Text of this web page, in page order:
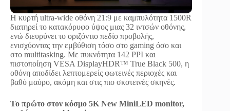
Η κυρτή ultra-wide οθόνη 21:9 με καμπυλότητα 1500R
διατηρεί το κατακόρυφο ύψος μιας 32 ιντσών οθόνης,
ενώ διευρύνει το οριζόντιο πεδίο προβολής,
ενισχύοντας την εμβύθιση τόσο στο gaming όσο και
στο multitasking. Με πυκνότητα 142 PPI και
πιστοποίηση VESA DisplayHDR™ True Black 500, η
οθόνη αποδίδει λεπτομερείς φωτεινές περιοχές και
βαθύ μαύρο, ακόμη και στις πιο σκοτεινές σκηνές.
Το πρώτο στον κόσμο 5K New MiniLED monitor,